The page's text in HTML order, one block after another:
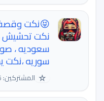
😝نكت وقصف
نكت تحشيش ،
سعوديه ، صور
سوريه
☆ المشتركين: 7,165